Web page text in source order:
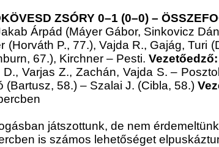
ZSÓRY 0–1 (0–0) –
Árpád (Máyer Gábor, Sinkovicz
(Horváth P., 77.), Vajda R., Gajág, Turi
67.), Kirchner – Pesti. Vezetőedző:
Varjas Z., Zachán, Vajda S. –
58.) – Szalai J. (Cibla, 58.)
játszottunk, de nem
is számos lehetőséget